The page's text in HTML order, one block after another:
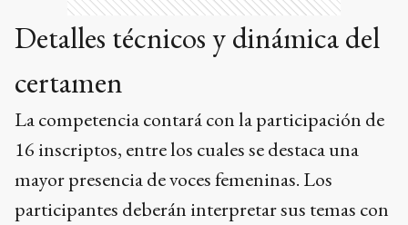
Detalles técnicos y dinámica del
certamen
La competencia contará con la participación de
16 inscriptos, entre los cuales se destaca una
mayor presencia de voces femeninas. Los
participantes deberán interpretar sus temas con